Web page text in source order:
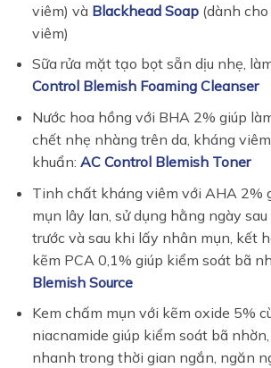
viêm) và Blackhead Soap (dành
viêm)
Sữa rửa mặt tạo bọt sẵn dịu nhẹ,
Control Blemish Foaming Cleanser
Nước hoa hồng với BHA 2% giúp
chết nhẹ nhàng trên da, kháng
khuẩn: AC Control Blemish Toner
Tinh chất kháng viêm với AHA 2%
mụn lây lan, sử dụng hằng ngày
trước và sau khi lấy nhân mụn, kết
kẽm PCA 0,1% giúp kiểm soát bã
Blemish Source
Kem chấm mụn với kẽm oxide 5%
niacnamide giúp kiểm soát bã
nhanh trong thời gian ngắn, ngăn